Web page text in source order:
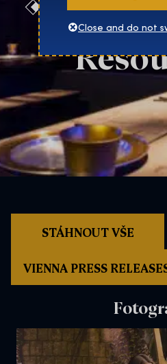
STÁHNOUT VŠE
VIENNA PRESS
Close and do not